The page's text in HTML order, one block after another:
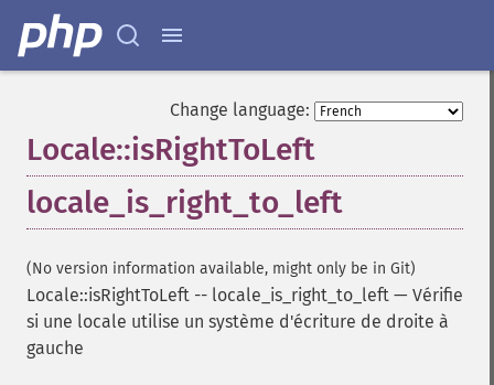
Change language:
Locale::isRightToLeft
locale_is_right_to_left
(No version information available, might only be in Git)
Locale::isRightToLeft -- locale_is_right_to_left — Vérifie
si une locale utilise un système d'écriture de droite à
gauche